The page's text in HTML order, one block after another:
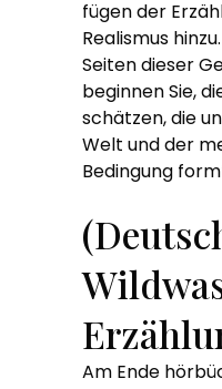
fügen der
Realismus
Seiten dieser
beginnen Sie,
schätzen, die
Welt und der
Bedingung
Am Ende